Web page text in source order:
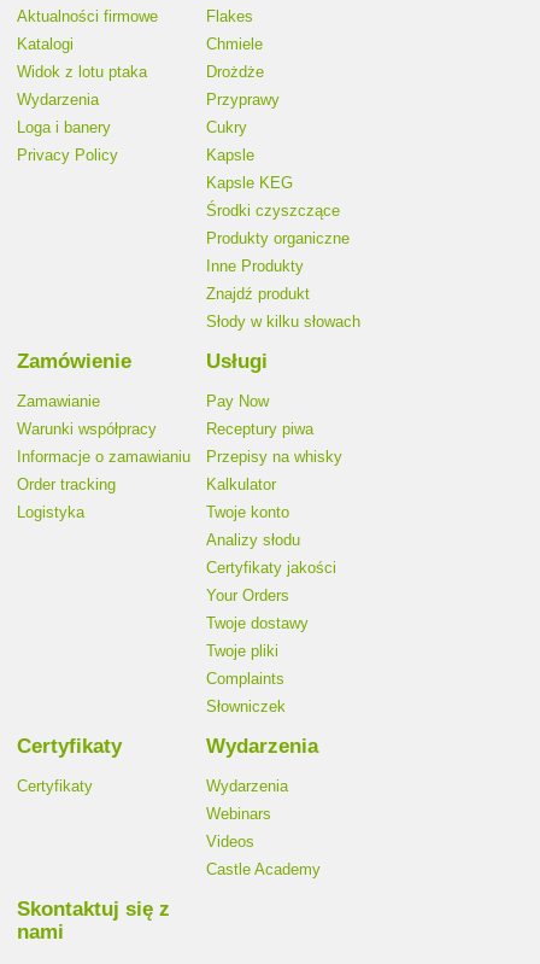
Aktualności firmowe
Katalogi
Widok z lotu ptaka
Wydarzenia
Loga i banery
Privacy Policy
Flakes
Chmiele
Drożdże
Przyprawy
Cukry
Kapsle
Kapsle KEG
Środki czyszczące
Produkty organiczne
Inne Produkty
Znajdź produkt
Słody w kilku słowach
Zamówienie
Zamawianie
Warunki współpracy
Informacje o zamawianiu
Order tracking
Logistyka
Usługi
Pay Now
Receptury piwa
Przepisy na whisky
Kalkulator
Twoje konto
Analizy słodu
Certyfikaty jakości
Your Orders
Twoje dostawy
Twoje pliki
Complaints
Słowniczek
Certyfikaty
Certyfikaty
Wydarzenia
Wydarzenia
Webinars
Videos
Castle Academy
Skontaktuj się z
nami